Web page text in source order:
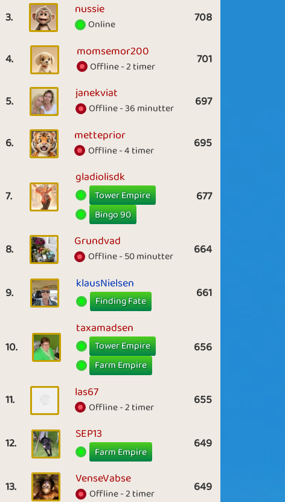
3. nussie
Online 708
4. momsemor200
Offline - 2 timer 701
5. janekviat
Offline - 36 minutter 697
6. metteprior
Offline - 4 timer 695
7.
gladiolisdk
Tower Empire
Bingo 90
677
8. Grundvad
Offline - 50 minutter 664
9.
klausNielsen
Finding Fate 661
10.
taxamadsen
Tower Empire
Farm Empire
656
11. las67
Offline - 2 timer 655
12.
SEP13
Farm Empire 649
13. VenseVabse
Offline - 2 timer 649